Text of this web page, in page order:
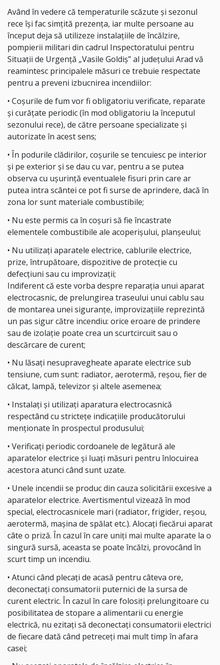
Având în vedere că temperaturile scăzute și sezonul
rece își fac simțită prezența, iar multe persoane au
început deja să utilizeze instalațiile de încălzire,
pompierii militari din cadrul Inspectoratului pentru
Situații de Urgență „Vasile Goldiș” al județului Arad vă
reamintesc principalele măsuri ce trebuie respectate
pentru a preveni izbucnirea incendiilor:
• Coșurile de fum vor fi obligatoriu verificate, reparate
şi curăţate periodic (în mod obligatoriu la începutul
sezonului rece), de către persoane specializate şi
autorizate în acest sens;
• În podurile clădirilor, coşurile se tencuiesc pe interior
şi pe exterior şi se dau cu var, pentru a se putea
observa cu ușurință eventualele fisuri prin care ar
putea intra scântei ce pot fi surse de aprindere, dacă în
zona lor sunt materiale combustibile;
• Nu este permis ca în coșuri să fie încastrate
elementele combustibile ale acoperişului, planșeului;
• Nu utilizați aparatele electrice, cablurile electrice,
prize, întrupătoare, dispozitive de protecţie cu
defecţiuni sau cu improvizaţii;
Indiferent că este vorba despre reparaţia unui aparat
electrocasnic, de prelungirea traseului unui cablu sau
de montarea unei siguranţe, improvizaţiile reprezintă
un pas sigur către incendiu: orice eroare de prindere
sau de izolaţie poate crea un scurtcircuit sau o
descărcare de curent;
• Nu lăsați nesupravegheate aparate electrice sub
tensiune, cum sunt: radiator, aerotermă, reșou, fier de
călcat, lampă, televizor şi altele asemenea;
• Instalați şi utilizați aparatura electrocasnică
respectând cu stricteţe indicațiile producătorului
menționate în prospectul produsului;
• Verificaţi periodic cordoanele de legătură ale
aparatelor electrice şi luaţi măsuri pentru înlocuirea
acestora atunci când sunt uzate.
• Unele incendii se produc din cauza solicitării excesive a
aparatelor electrice. Avertismentul vizează în mod
special, electrocasnicele mari (radiator, frigider, reşou,
aerotermă, maşina de spălat etc.). Alocaţi fiecărui aparat
câte o priză. În cazul în care uniţi mai multe aparate la o
singură sursă, aceasta se poate încălzi, provocând în
scurt timp un incendiu.
• Atunci când plecați de acasă pentru câteva ore,
deconectaţi consumatorii puternici de la sursa de
curent electric. În cazul în care folosiți prelungitoare cu
posibilitatea de stopare a alimentarii cu energie
electrică, nu ezitaţi să deconectaţi consumatorii electrici
de fiecare dată când petreceţi mai mult timp în afara
casei;